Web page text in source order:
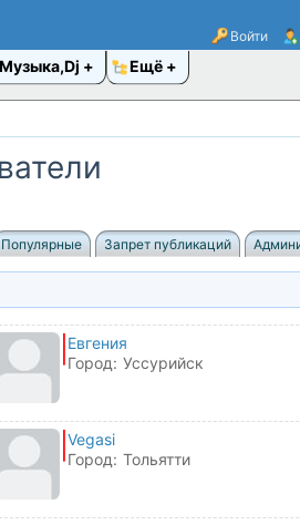
Войти
Музыка,Dj Ещё
Популярные Запрет публикаций
Евгения
Город: Уссурийск
Vegasi
Город: Тольятти